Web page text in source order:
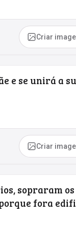
Criar
e se unirá a
Criar
sopraram
fora